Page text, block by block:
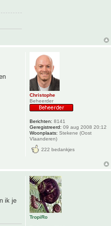
Christophe
Beheerder
Berichten: 8141
Geregistreerd: 09 aug 2008 20:12
Woonplaats: Stekene (Oost
Vlaanderen)
222 bedankjes
ik je
TropiRo